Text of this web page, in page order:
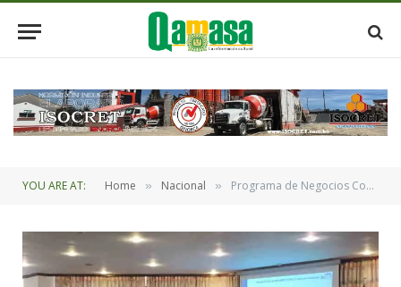
YOU ARE AT: Home » Nacional » Programa de Negocios Competitivos GRI 2023 en Bolivia y Best Practice en Reportes de Sostenibilidad GRI